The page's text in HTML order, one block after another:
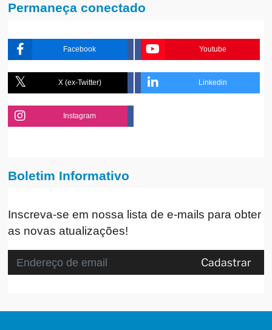
Permaneça conectado
Facebook Youtube
X (ex-Twitter) Linkedin
Instagram
Boletim Informativo
Inscreva-se em nossa lista de e-mails para obter
as novas atualizações!
Cadastrar